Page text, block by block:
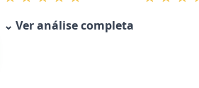
⌄ Ver análise completa